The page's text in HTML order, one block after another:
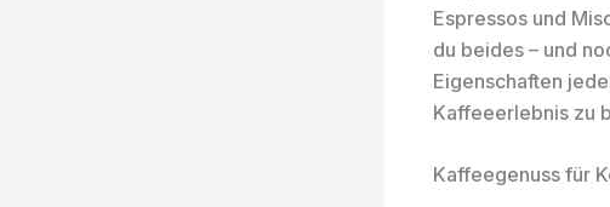
Espressos und
du beides – und
Eigenschaften
Kaffeeerlebnis zu
Kaffeegenuss für